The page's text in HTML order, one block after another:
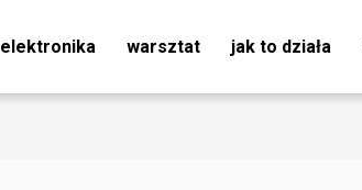
elektronika warsztat jak to działa